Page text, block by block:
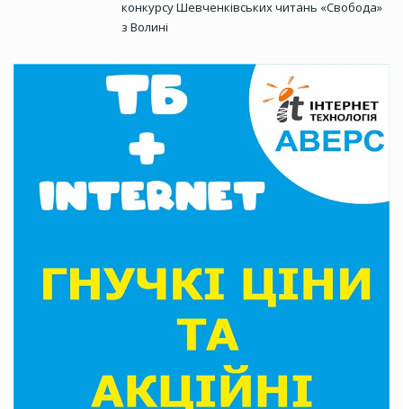
конкурсу Шевченківських читань «Свобода»
з Волині